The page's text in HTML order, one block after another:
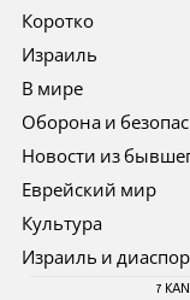
Коротко
Израиль
В мире
Оборона и
Новости из
Еврейский мир
Культура
Израиль и
7